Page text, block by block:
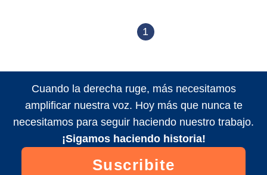
1
Cuando la derecha ruge, más necesitamos
amplificar nuestra voz. Hoy más que nunca te
necesitamos para seguir haciendo nuestro trabajo.
¡Sigamos haciendo historia!
Suscribite